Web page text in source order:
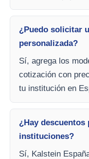
¿Puedo solicitar
personalizada?
Sí, agrega los
cotización con
tu institución en
¿Hay descuentos
instituciones?
Sí, Kalstein